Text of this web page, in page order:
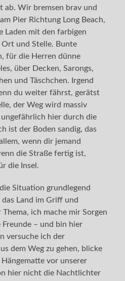
ab. Wir bremsen brav und
Pier Richtung Long Beach,
Laden mit den farbigen
und Stelle. Bunte
für die Herren dünne
über Decken, Sarongs,
und Täschchen. Irgend
du weiter fährst, gerätst
der Weg wird massiv
hier durch die
ist der Boden sandig, das
wenn dir jemand
die Straße fertig ist,
die Insel.
Situation grundlegend
Land im Griff und
ich mache mir Sorgen
Freunde – und bin hier
versuche ich der
dem Weg zu gehen, blicke
vor unserer
hier nicht die Nachtlichter